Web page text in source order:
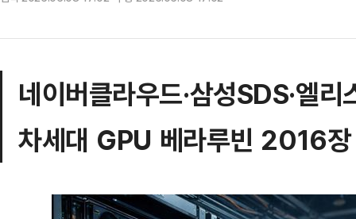
네이버클라우드·삼성SDS·엘리
차세대 GPU 베라루빈 2016